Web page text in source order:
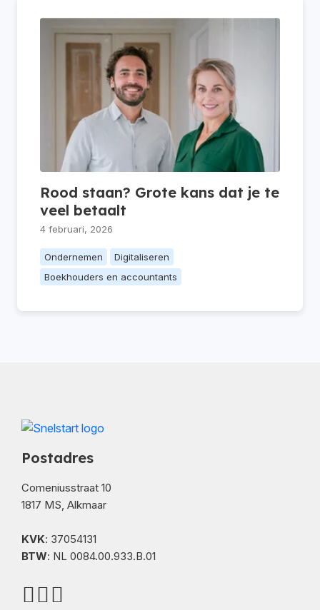
Rood staan? Grote kans dat je te
veel betaalt
4 februari, 2026
Ondernemen
Digitaliseren
Boekhouders en accountants
Postadres
Comeniusstraat 10
1817 MS, Alkmaar
KVK: 37054131
BTW: NL 0084.00.933.B.01